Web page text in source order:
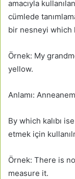
amacıyla
cümlede
bir nesneyi which
Örnek: My
yellow.
Anlamı:
By which kalıbı
etmek için
Örnek: There is
measure it.